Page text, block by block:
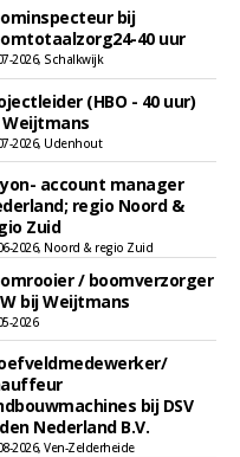
bij
40 uur
2026, Schalkwijk
(HBO - 40 uur)
Weijtmans
2026, Udenhout
account manager
regio Noord &
Zuid
2026, Noord & regio Zuid
/ boomverzorger
bij Weijtmans
2026
bij DSV
Nederland B.V.
2026, Ven-Zelderheide